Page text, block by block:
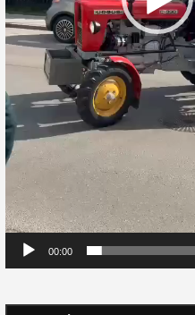
00:00